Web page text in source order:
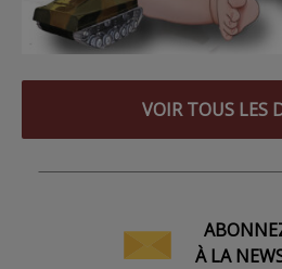
VOIR TOUS LES
À LA